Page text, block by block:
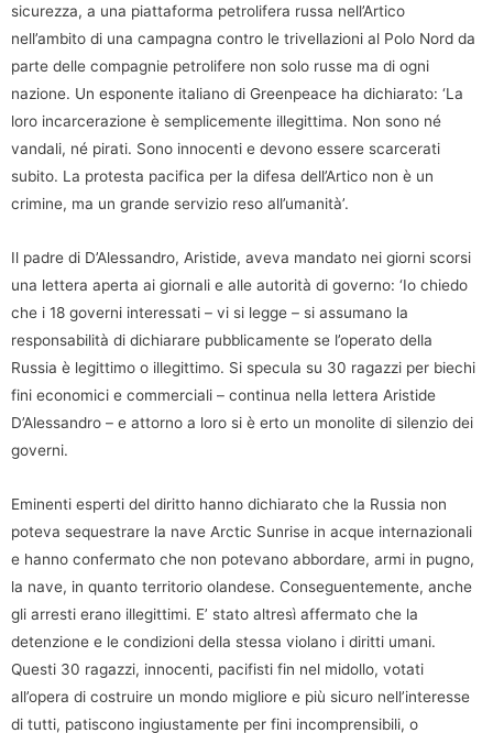
sicurezza, a una piattaforma petrolifera russa nell’Artico
nell’ambito di una campagna contro le trivellazioni al Polo Nord da
parte delle compagnie petrolifere non solo russe ma di ogni
nazione. Un esponente italiano di Greenpeace ha dichiarato: ‘La
loro incarcerazione è semplicemente illegittima. Non sono né
vandali, né pirati. Sono innocenti e devono essere scarcerati
subito. La protesta pacifica per la difesa dell’Artico non è un
crimine, ma un grande servizio reso all’umanità’.
Il padre di D’Alessandro, Aristide, aveva mandato nei giorni scorsi
una lettera aperta ai giornali e alle autorità di governo: ‘Io chiedo
che i 18 governi interessati – vi si legge – si assumano la
responsabilità di dichiarare pubblicamente se l’operato della
Russia è legittimo o illegittimo. Si specula su 30 ragazzi per biechi
fini economici e commerciali – continua nella lettera Aristide
D’Alessandro – e attorno a loro si è erto un monolite di silenzio dei
governi.
Eminenti esperti del diritto hanno dichiarato che la Russia non
poteva sequestrare la nave Arctic Sunrise in acque internazionali
e hanno confermato che non potevano abbordare, armi in pugno,
la nave, in quanto territorio olandese. Conseguentemente, anche
gli arresti erano illegittimi. E’ stato altresì affermato che la
detenzione e le condizioni della stessa violano i diritti umani.
Questi 30 ragazzi, innocenti, pacifisti fin nel midollo, votati
all’opera di costruire un mondo migliore e più sicuro nell’interesse
di tutti, patiscono ingiustamente per fini incomprensibili, o